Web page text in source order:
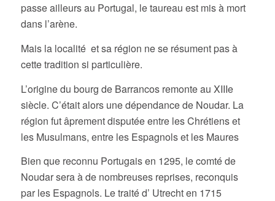
passe ailleurs au Portugal, le taureau est mis à mort
dans l’arène.
Mais la localité et sa région ne se résument pas à
cette tradition si particulière.
L’origine du bourg de Barrancos remonte au XIIIe
siècle. C’était alors une dépendance de Noudar. La
région fut âprement disputée entre les Chrétiens et
les Musulmans, entre les Espagnols et les Maures
Bien que reconnu Portugais en 1295, le comté de
Noudar sera à de nombreuses reprises, reconquis
par les Espagnols. Le traité d’ Utrecht en 1715